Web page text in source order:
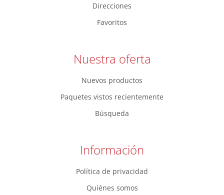
Direcciones
Favoritos
Nuestra oferta
Nuevos productos
Paquetes vistos recientemente
Búsqueda
Información
Política de privacidad
Quiénes somos